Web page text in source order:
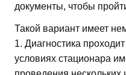
документы, чтобы
Такой вариант имеет
1. Диагностика
условиях стационара